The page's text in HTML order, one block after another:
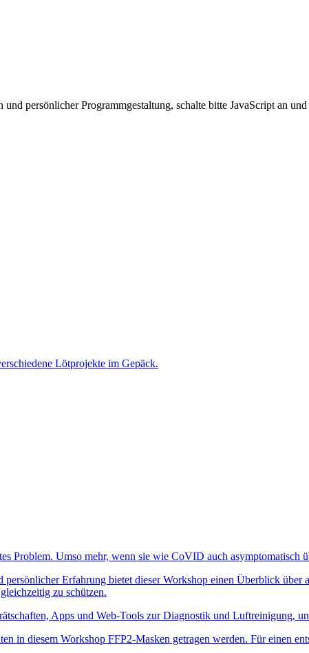
persönlicher Programmgestaltung, schalte bitte JavaScript an
Lötprojekte im Gepäck.
Problem. Umso mehr, wenn sie wie CoVID auch asymptomatisch
Erfahrung bietet dieser Workshop einen Überblick
zu schützen.
Apps und Web-Tools zur Diagnostik und Luftreinigung,
in diesem Workshop FFP2-Masken getragen werden. Für einen